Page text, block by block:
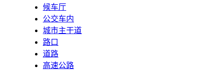
候车厅
公交车内
城市主干道
路口
道路
高速公路